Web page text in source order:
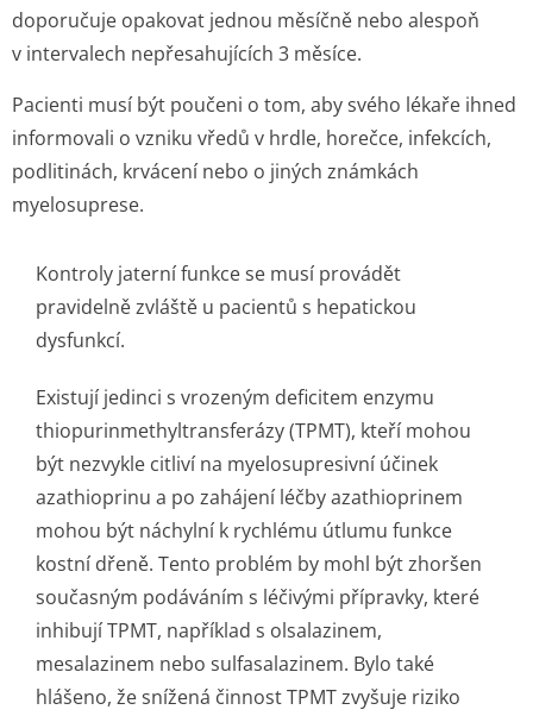
doporučuje opakovat jednou měsíčně nebo alespoň
v intervalech nepřesahujících 3 měsíce.
Pacienti musí být poučeni o tom, aby svého lékaře ihned
informovali o vzniku vředů v hrdle, horečce, infekcích,
podlitinách, krvácení nebo o jiných známkách
myelosuprese.
Kontroly jaterní funkce se musí provádět
pravidelně zvláště u pacientů s hepatickou
dysfunkcí.
Existují jedinci s vrozeným deficitem enzymu
thiopurinmethyl­transferázy (TPMT), kteří mohou
být nezvykle citliví na myelosupresivní účinek
azathioprinu a po zahájení léčby azathioprinem
mohou být náchylní k rychlému útlumu funkce
kostní dřeně. Tento problém by mohl být zhoršen
současným podáváním s léčivými přípravky, které
inhibují TPMT, například s olsalazinem,
mesalazinem nebo sulfasalazinem. Bylo také
hlášeno, že snížená činnost TPMT zvyšuje riziko